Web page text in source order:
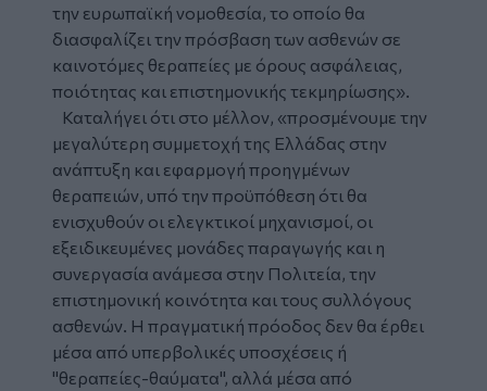
την ευρωπαϊκή νομοθεσία, το οποίο θα
διασφαλίζει την πρόσβαση των ασθενών σε
καινοτόμες θεραπείες με όρους ασφάλειας,
ποιότητας και επιστημονικής τεκμηρίωσης».
Καταλήγει ότι στο μέλλον, «προσμένουμε την
μεγαλύτερη συμμετοχή της Ελλάδας στην
ανάπτυξη και εφαρμογή προηγμένων
θεραπειών, υπό την προϋπόθεση ότι θα
ενισχυθούν οι ελεγκτικοί μηχανισμοί, οι
εξειδικευμένες μονάδες παραγωγής και η
συνεργασία ανάμεσα στην Πολιτεία, την
επιστημονική κοινότητα και τους συλλόγους
ασθενών. Η πραγματική πρόοδος δεν θα έρθει
μέσα από υπερβολικές υποσχέσεις ή
"θεραπείες-θαύματα", αλλά μέσα από